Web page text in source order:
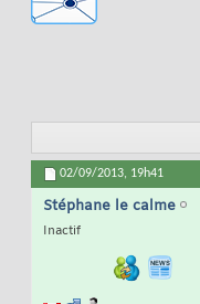
02/09/2013, 19h41
Stéphane le calme
Inactif